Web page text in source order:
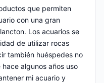
que permiten
con una gran
Los acuarios se
de utilizar rocas
también huéspedes no
algunos años uso
mi acuario y